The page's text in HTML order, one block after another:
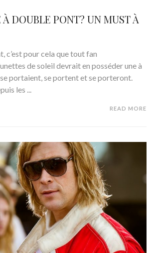
DOUBLE PONT? UN MUST À
c’est pour cela que tout fan
de soleil devrait en posséder une à
portaient, se portent et se porteront.
les ...
READ MORE